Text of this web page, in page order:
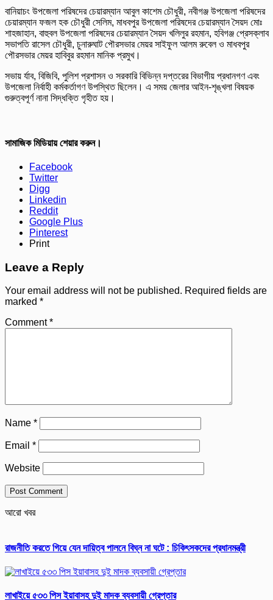
বানিয়াচং উপজেলা পরিষদের চেয়ারম্যান আবুল কাশেম চৌধুরী, নবীগঞ্জ উপজেলা পরিষদের
চেয়ারম্যান ফজল হক চৌধুরী সেলিম, মাধবপুর উপজেলা পরিষদের চেয়ারম্যান সৈয়দ মোঃ
শাহজাহান, বাহুবল উপজেলা পরিষদের চেয়ারম্যান সৈয়দ খলিলুর রহমান, হবিগঞ্জ প্রেসক্লাব
সভাপতি রাসেল চৌধুরী, চুনারুঘাট পৌরসভার মেয়র সাইফুল আলম রুবেল ও মাধবপুর
পৌরসভার মেয়র হাবিবুর রহমান মানিক প্রমুখ।
সভায় র্যাব, বিজিবি, পুলিশ প্রশাসন ও সরকারি বিভিন্ন দপ্তরের বিভাগীয় প্রধানগণ এবং
উপজেলা নির্বাহী কর্মকর্তাগণ উপস্থিত ছিলেন। এ সময় জেলার আইন-শৃঙ্খলা বিষয়ক
গুরুত্বপূর্ণ নানা সিদ্ধক্তি গৃহীত হয়।
সামাজিক মিডিয়ায় শেয়ার করুন।
Facebook
Twitter
Digg
Linkedin
Reddit
Google Plus
Pinterest
Print
Leave a Reply
Your email address will not be published. Required fields are
marked *
Comment*
Name *
Email *
Website
আরো খবর
রাজনীতি করতে গিয়ে যেন দায়িত্ব পালনে বিঘ্ন না ঘটে : চিকিৎসকদের প্রধানমন্ত্রী
লাখাইয়ে ৫৩৩ পিস ইয়াবাসহ দুই মাদক ব্যবসায়ী গ্রেপ্তার